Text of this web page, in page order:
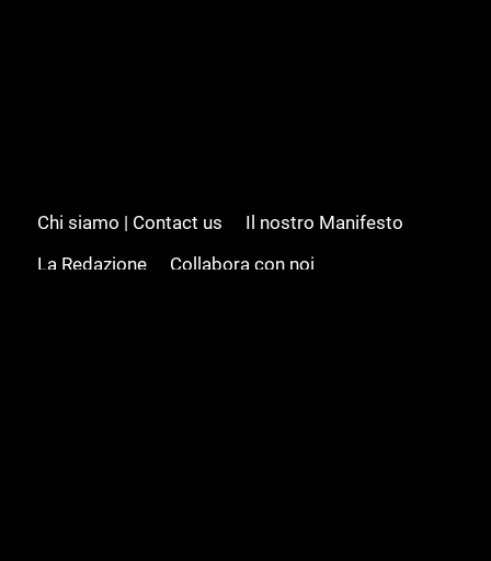
Chi siamo | Contact us
Il nostro Manifesto
La Redazione
Collabora con noi